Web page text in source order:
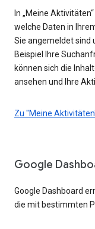
In „Meine
welche Daten in
Sie angemeldet sind
Beispiel Ihre
können sich die
ansehen und Ihre
Zu "Meine
Google
Google Dashboard
die mit bestimmten